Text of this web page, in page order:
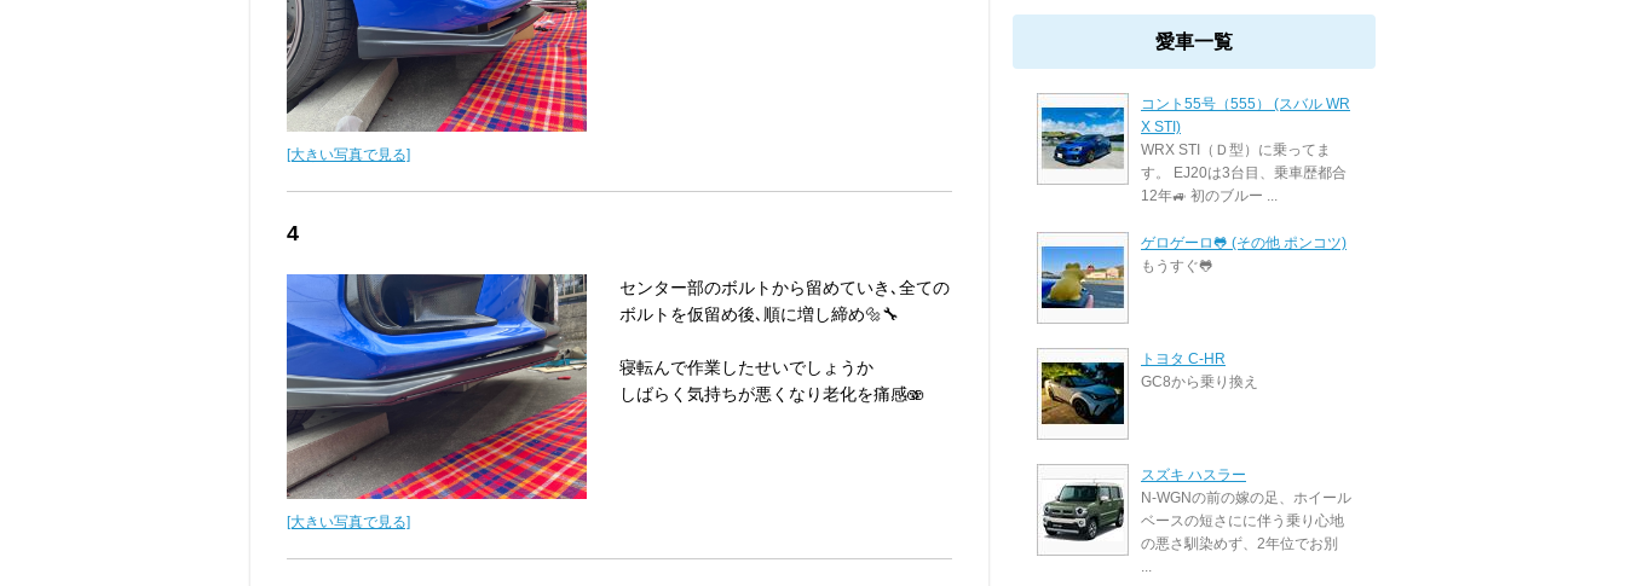
[大きい写真で見る]
4
[大きい写真で見る]
センター部のボルトから留めていき､全ての
ボルトを仮留め後､順に増し締め🔩🔧
寝転んで作業したせいでしょうか
しばらく気持ちが悪くなり老化を痛感🫨
愛車一覧
コント55号（555） (スバル WR
X STI)
WRX STI（Ｄ型）に乗ってま
す。 EJ20は3台目、乗車歴都合
12年🚙 初のブルー ...
ゲロゲーロ🐸 (その他 ポンコツ)
もうすぐ🐸
トヨタ C-HR
GC8から乗り換え
スズキ ハスラー
N-WGNの前の嫁の足、ホイール
ベースの短さにに伴う乗り心地
の悪さ馴染めず、2年位でお別
...